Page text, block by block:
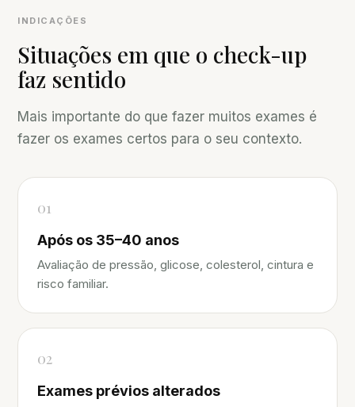
INDICAÇÕES
Situações em que o check-up
faz sentido
Mais importante do que fazer muitos exames é
fazer os exames certos para o seu contexto.
01
Após os 35–40 anos
Avaliação de pressão, glicose, colesterol, cintura e
risco familiar.
02
Exames prévios alterados